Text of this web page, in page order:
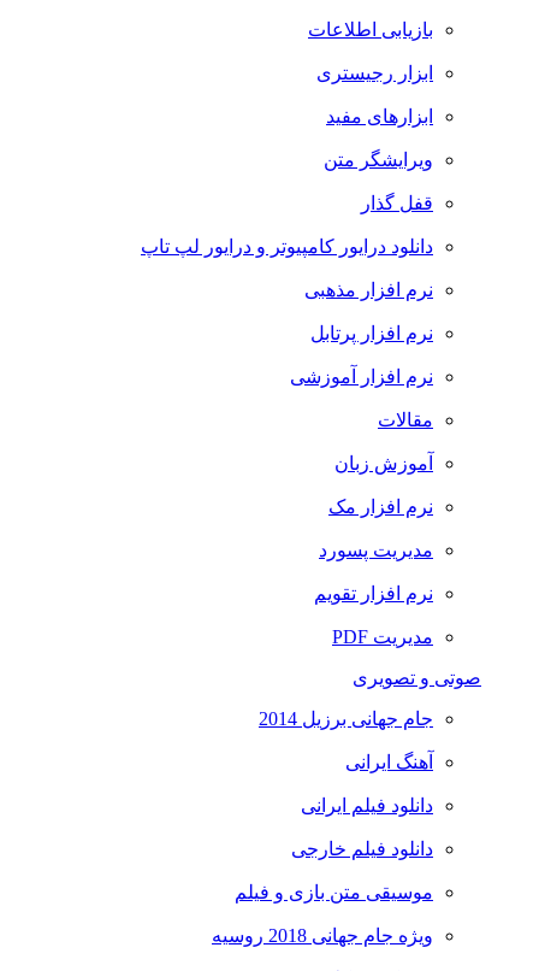
بازیابی اطلاعات
ابزار رجیستری
ابزارهای مفید
ویرایشگر متن
قفل گذار
دانلود درایور کامپیوتر و درایور لپ تاپ
نرم افزار مذهبی
نرم افزار پرتابل
نرم افزار آموزشی
مقالات
آموزش زبان
نرم افزار مک
مدیریت پسورد
نرم افزار تقویم
مدیریت PDF
صوتی و تصویری
جام جهانی برزیل 2014
آهنگ ایرانی
دانلود فیلم ایرانی
دانلود فیلم خارجی
موسیقی متن بازی و فیلم
ویژه جام جهانی 2018 روسیه